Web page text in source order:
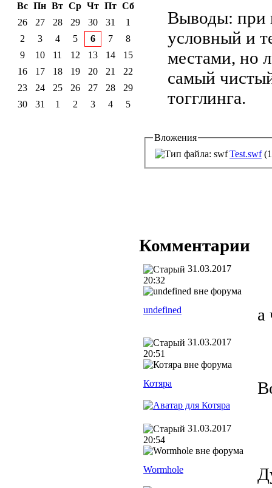
Выводы: при
условный и
местами, но
самый
тогглинга.
Вложения
Test.swf
Комментарии
31.03.2017
20:32
undefined а
31.03.2017
20:51
Котяра
31.03.2017
20:54
Wormhole
Вс Пн Вт Ср Чт Пт Сб
26
27 28 29 30 31
1
2
3 4 5 6 7
8
9
10 11 12 13 14
15
16
17 18 19 20 21
22
23
24 25 26 27 28
29
30
31 1 2 3 4 5